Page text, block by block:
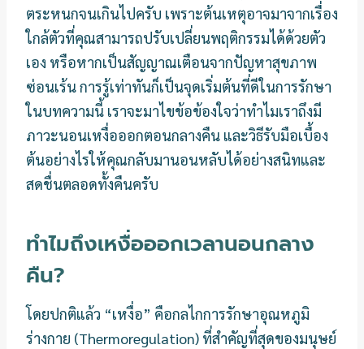
ตระหนกจนเกินไปครับ เพราะต้นเหตุอาจมาจากเรื่อง
ใกล้ตัวที่คุณสามารถปรับเปลี่ยนพฤติกรรมได้ด้วยตัว
เอง หรือหากเป็นสัญญาณเตือนจากปัญหาสุขภาพ
ซ่อนเร้น การรู้เท่าทันก็เป็นจุดเริ่มต้นที่ดีในการรักษา
ในบทความนี้ เราจะมาไขข้อข้องใจว่าทำไมเราถึงมี
ภาวะนอนเหงื่อออกตอนกลางคืน และวิธีรับมือเบื้อง
ต้นอย่างไรให้คุณกลับมานอนหลับได้อย่างสนิทและ
สดชื่นตลอดทั้งคืนครับ
ทำไมถึงเหงื่อออกเวลานอนกลาง
คืน?
โดยปกติแล้ว “เหงื่อ” คือกลไกการรักษาอุณหภูมิ
ร่างกาย (Thermoregulation) ที่สำคัญที่สุดของมนุษย์